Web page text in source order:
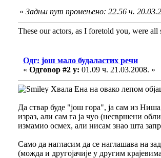
« Задњи пут промењено: 22.56 ч.
These our actors, as I foretold you, were
Одг: још мало будаластих речи
« Одговор #2 у: 01.09 ч. 21.03.2008. »
Хвала Ена на овако лепом
Да ствар буде "још гора", ја сам из
израз, али сам га ја чуо (несвршени
измамио осмех, али нисам знао шта
Само да нагласим да се наглашава на
(можда и другојачије у другим